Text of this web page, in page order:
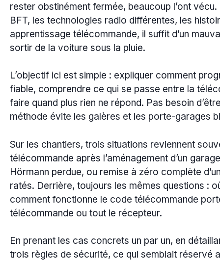
rester obstinément fermée, beaucoup l’ont
BFT, les technologies radio différentes, les
apprentissage télécommande, il suffit d’un
sortir de la voiture sous la pluie.
L’objectif ici est simple : expliquer comment
fiable, comprendre ce qui se passe entre la
faire quand plus rien ne répond. Pas besoin
méthode évite les galères et les porte-garages
Sur les chantiers, trois situations reviennent
télécommande après l’aménagement d’un
Hörmann perdue, ou remise à zéro complète
ratés. Derrière, toujours les mêmes questions :
comment fonctionne le code télécommande
télécommande ou tout le récepteur.
En prenant les cas concrets un par un, en
trois règles de sécurité, ce qui semblait réservé